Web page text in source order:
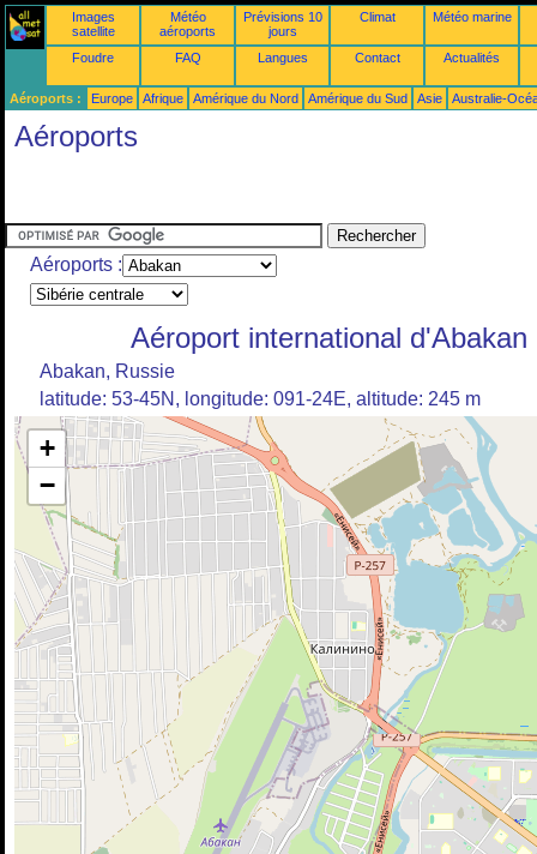
Images
satellite
Météo
aéroports
Prévisions 10
jours
Climat Météo marine
Foudre FAQ Langues Contact Actualités
Aéroports : Europe Afrique Amérique du Nord Amérique du Sud Asie Australie-
Aéroports
Aéroports :
Aéroport international d'Abakan
Abakan, Russie
latitude: 53-45N, longitude: 091-24E, altitude: 245 m
+
−